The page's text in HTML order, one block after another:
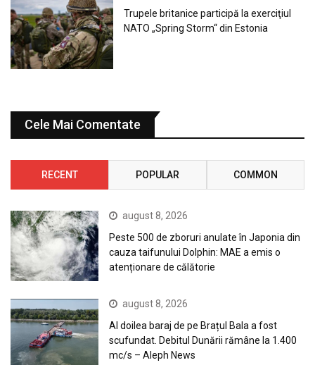
Trupele britanice participă la exerciţiul
NATO „Spring Storm“ din Estonia
Cele Mai Comentate
RECENT POPULAR COMMON
august 8, 2026
Peste 500 de zboruri anulate în Japonia din
cauza taifunului Dolphin: MAE a emis o
atenționare de călătorie
august 8, 2026
Al doilea baraj de pe Brațul Bala a fost
scufundat. Debitul Dunării rămâne la 1.400
mc/s – Aleph News